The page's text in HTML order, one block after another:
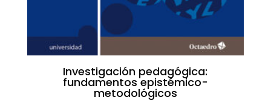
Investigación pedagógica:
fundamentos epistémico-
metodológicos